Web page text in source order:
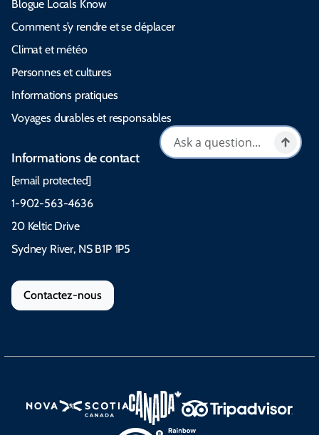
Blogue Locals Know
Comment s’y rendre et se déplacer
Climat et météo
Personnes et cultures
Informations pratiques
Voyages durables et responsables
Informations de contact
[email protected]
1-902-563-4636
20 Keltic Drive
Sydney River, NS B1P 1P5
Contactez-nous